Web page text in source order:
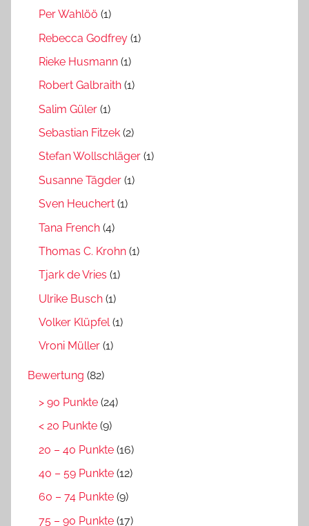
Per Wahlöö (1)
Rebecca Godfrey (1)
Rieke Husmann (1)
Robert Galbraith (1)
Salim Güler (1)
Sebastian Fitzek (2)
Stefan Wollschläger (1)
Susanne Tägder (1)
Sven Heuchert (1)
Tana French (4)
Thomas C. Krohn (1)
Tjark de Vries (1)
Ulrike Busch (1)
Volker Klüpfel(1)
Vroni Müller (1)
Bewertung (82)
> 90 Punkte (24)
< 20 Punkte (9)
20 – 40 Punkte (16)
40 – 59 Punkte (12)
60 – 74 Punkte (9)
75 – 90 Punkte (17)